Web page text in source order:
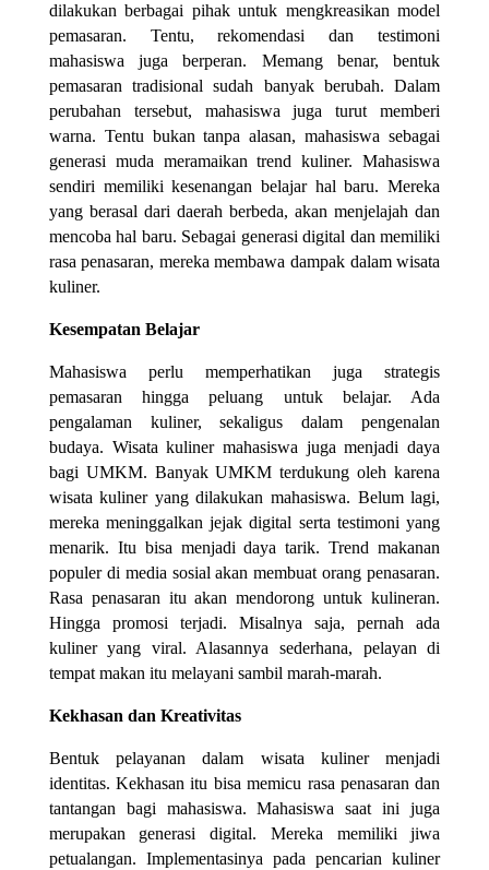
dilakukan berbagai pihak untuk mengkreasikan model
pemasaran. Tentu, rekomendasi dan testimoni
mahasiswa juga berperan. Memang benar, bentuk
pemasaran tradisional sudah banyak berubah. Dalam
perubahan tersebut, mahasiswa juga turut memberi
warna. Tentu bukan tanpa alasan, mahasiswa sebagai
generasi muda meramaikan trend kuliner. Mahasiswa
sendiri memiliki kesenangan belajar hal baru. Mereka
yang berasal dari daerah berbeda, akan menjelajah dan
mencoba hal baru. Sebagai generasi digital dan memiliki
rasa penasaran, mereka membawa dampak dalam wisata
kuliner.
Kesempatan Belajar
Mahasiswa perlu memperhatikan juga strategis
pemasaran hingga peluang untuk belajar. Ada
pengalaman kuliner, sekaligus dalam pengenalan
budaya. Wisata kuliner mahasiswa juga menjadi daya
bagi UMKM. Banyak UMKM terdukung oleh karena
wisata kuliner yang dilakukan mahasiswa. Belum lagi,
mereka meninggalkan jejak digital serta testimoni yang
menarik. Itu bisa menjadi daya tarik. Trend makanan
populer di media sosial akan membuat orang penasaran.
Rasa penasaran itu akan mendorong untuk kulineran.
Hingga promosi terjadi. Misalnya saja, pernah ada
kuliner yang viral. Alasannya sederhana, pelayan di
tempat makan itu melayani sambil marah-marah.
Kekhasan dan Kreativitas
Bentuk pelayanan dalam wisata kuliner menjadi
identitas. Kekhasan itu bisa memicu rasa penasaran dan
tantangan bagi mahasiswa. Mahasiswa saat ini juga
merupakan generasi digital. Mereka memiliki jiwa
petualangan. Implementasinya pada pencarian kuliner